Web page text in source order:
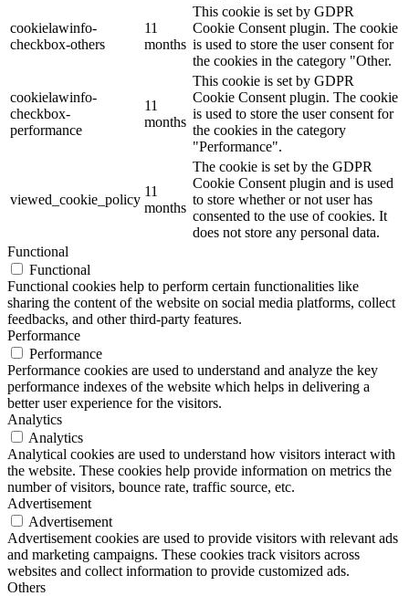
cookielawinfo-
checkbox-others
11
months
This cookie is set by GDPR
Cookie Consent plugin. The cookie
is used to store the user consent for
the cookies in the category "Other.
cookielawinfo-
checkbox-
performance
11
months
This cookie is set by GDPR
Cookie Consent plugin. The cookie
is used to store the user consent for
the cookies in the category
"Performance".
viewed_cookie_policy
11
months
The cookie is set by the GDPR
Cookie Consent plugin and is used
to store whether or not user has
consented to the use of cookies. It
does not store any personal data.
Functional
Functional
Functional cookies help to perform certain functionalities like
sharing the content of the website on social media platforms, collect
feedbacks, and other third-party features.
Performance
Performance
Performance cookies are used to understand and analyze the key
performance indexes of the website which helps in delivering a
better user experience for the visitors.
Analytics
Analytics
Analytical cookies are used to understand how visitors interact with
the website. These cookies help provide information on metrics the
number of visitors, bounce rate, traffic source, etc.
Advertisement
Advertisement
Advertisement cookies are used to provide visitors with relevant ads
and marketing campaigns. These cookies track visitors across
websites and collect information to provide customized ads.
Others